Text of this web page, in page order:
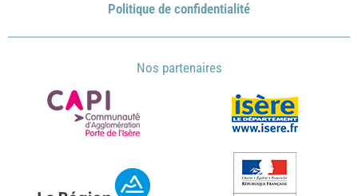
Politique de confidentialité
Nos partenaires